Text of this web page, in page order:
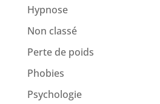
Hypnose
Non classé
Perte de poids
Phobies
Psychologie